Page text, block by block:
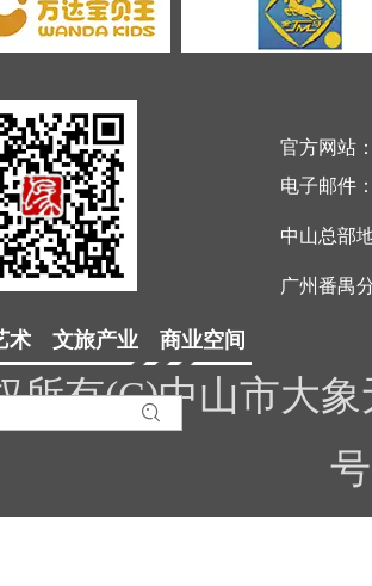
术 文旅产业 商业空间
官方网站
电子邮件
中山总部
广州番禺
有(C)中山市大
号